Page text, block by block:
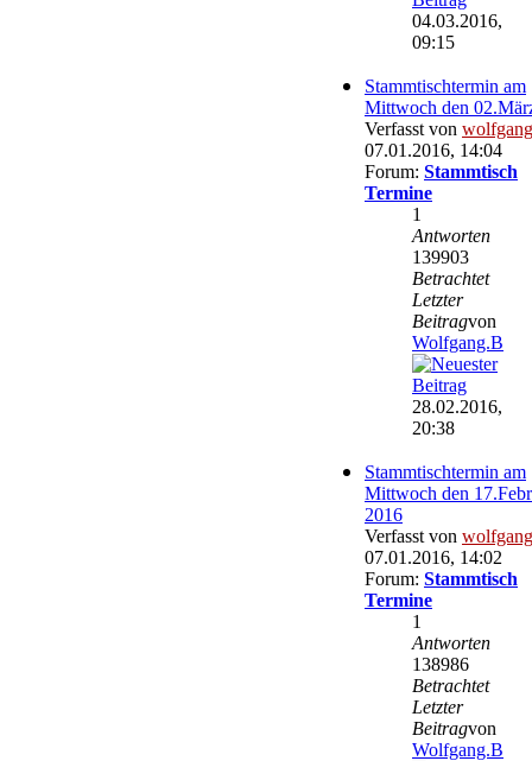
04.03.2016,
09:15
Stammtischtermin am
Mittwoch den
Verfasst von wolfgang
07.01.2016, 14:04
Forum: Stammtisch
Termine
1
Antworten
139903
Betrachtet
Letzter
Beitragvon
Wolfgang.B
28.02.2016,
20:38
Stammtischtermin am
Mittwoch den
2016
Verfasst von wolfgang
07.01.2016, 14:02
Forum: Stammtisch
Termine
1
Antworten
138986
Betrachtet
Letzter
Beitragvon
Wolfgang.B